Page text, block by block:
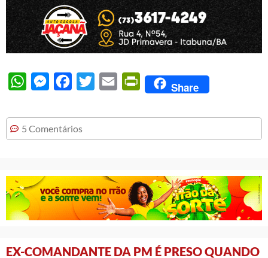
WhatsAppMessengerFacebook
Twitter Email PrintFriendly
Share
5 Comentários
EX-COMANDANTE DA PM É PRESO QUANDO